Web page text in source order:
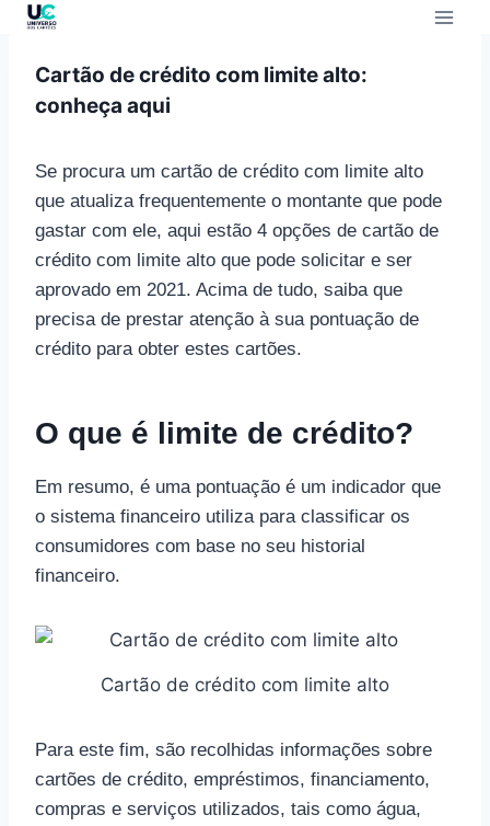
Cartão de crédito com limite alto:
conheça aqui
Se procura um cartão de crédito com limite alto
que atualiza frequentemente o montante que pode
gastar com ele, aqui estão 4 opções de cartão de
crédito com limite alto que pode solicitar e ser
aprovado em 2021. Acima de tudo, saiba que
precisa de prestar atenção à sua pontuação de
crédito para obter estes cartões.
O que é limite de crédito?
Em resumo, é uma pontuação é um indicador que
o sistema financeiro utiliza para classificar os
consumidores com base no seu historial
financeiro.
Cartão de crédito com limite alto
Para este fim, são recolhidas informações sobre
cartões de crédito, empréstimos, financiamento,
compras e serviços utilizados, tais como água,